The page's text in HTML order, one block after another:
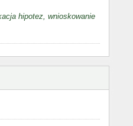
hipotez, wnioskowanie